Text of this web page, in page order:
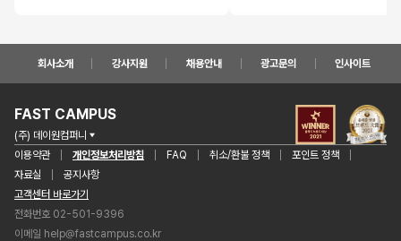
회사소개 강사지원 채용안내 광고문의 인사이트
FAST CAMPUS
(주) 데이원컴퍼니
이용약관
개인정보처리방침 FAQ 취소/환불 정책
포인트 정책
자료실
공지사항
고객센터 바로가기
전화번호 02-501-9396
이메일 help@fastcampus.co.kr